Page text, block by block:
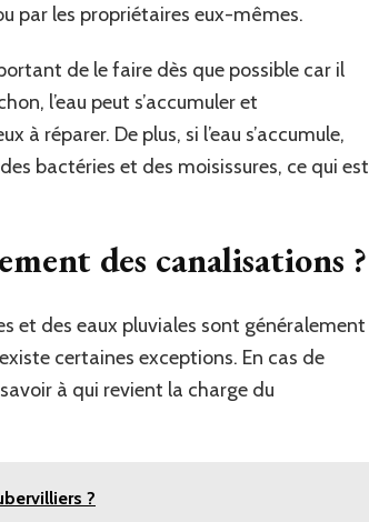
par les propriétaires eux-mêmes.
de le faire dès que possible car il
l’eau peut s’accumuler et
réparer. De plus, si l’eau s’accumule,
bactéries et des moisissures, ce qui est
des canalisations ?
et des eaux pluviales sont généralement
certaines exceptions. En cas de
à qui revient la charge du
?